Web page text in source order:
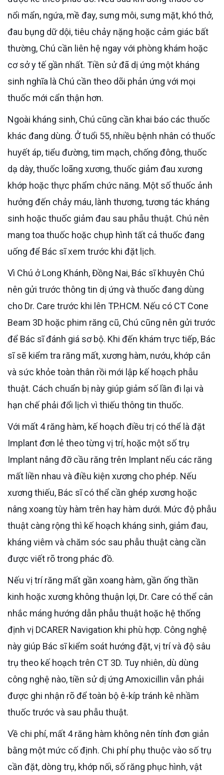
nổi mẩn, ngứa, mề đay, sưng môi, sưng mặt, khó thở,
đau bụng dữ dội, tiêu chảy nặng hoặc cảm giác bất
thường, Chú cần liên hệ ngay với phòng khám hoặc
cơ sở y tế gần nhất. Tiền sử đã dị ứng một kháng
sinh nghĩa là Chú cần theo dõi phản ứng với mọi
thuốc mới cẩn thận hơn.
Ngoài kháng sinh, Chú cũng cần khai báo các thuốc
khác đang dùng. Ở tuổi 55, nhiều bệnh nhân có thuốc
huyết áp, tiểu đường, tim mạch, chống đông, thuốc
dạ dày, thuốc loãng xương, thuốc giảm đau xương
khớp hoặc thực phẩm chức năng. Một số thuốc ảnh
hưởng đến chảy máu, lành thương, tương tác kháng
sinh hoặc thuốc giảm đau sau phẫu thuật. Chú nên
mang toa thuốc hoặc chụp hình tất cả thuốc đang
uống để Bác sĩ xem trước khi đặt lịch.
Vì Chú ở Long Khánh, Đồng Nai, Bác sĩ khuyên Chú
nên gửi trước thông tin dị ứng và thuốc đang dùng
cho Dr. Care trước khi lên TP.HCM. Nếu có CT Cone
Beam 3D hoặc phim răng cũ, Chú cũng nên gửi trước
để Bác sĩ đánh giá sơ bộ. Khi đến khám trực tiếp, Bác
sĩ sẽ kiểm tra răng mất, xương hàm, nướu, khớp cắn
và sức khỏe toàn thân rồi mới lập kế hoạch phẫu
thuật. Cách chuẩn bị này giúp giảm số lần đi lại và
hạn chế phải đổi lịch vì thiếu thông tin thuốc.
Với mất 4 răng hàm, kế hoạch điều trị có thể là đặt
Implant đơn lẻ theo từng vị trí, hoặc một số trụ
Implant nâng đỡ cầu răng trên Implant nếu các răng
mất liền nhau và điều kiện xương cho phép. Nếu
xương thiếu, Bác sĩ có thể cần ghép xương hoặc
nâng xoang tùy hàm trên hay hàm dưới. Mức độ phẫu
thuật càng rộng thì kế hoạch kháng sinh, giảm đau,
kháng viêm và chăm sóc sau phẫu thuật càng cần
được viết rõ trong phác đồ.
Nếu vị trí răng mất gần xoang hàm, gần ống thần
kinh hoặc xương không thuận lợi, Dr. Care có thể cân
nhắc máng hướng dẫn phẫu thuật hoặc hệ thống
định vị DCARER Navigation khi phù hợp. Công nghệ
này giúp Bác sĩ kiểm soát hướng đặt, vị trí và độ sâu
trụ theo kế hoạch trên CT 3D. Tuy nhiên, dù dùng
công nghệ nào, tiền sử dị ứng Amoxicillin vẫn phải
được ghi nhận rõ để toàn bộ ê-kíp tránh kê nhầm
thuốc trước và sau phẫu thuật.
Về chi phí, mất 4 răng hàm không nên tính đơn giản
bằng một mức cố định. Chi phí phụ thuộc vào số trụ
cần đặt, dòng trụ, khớp nối, số răng phục hình, vật